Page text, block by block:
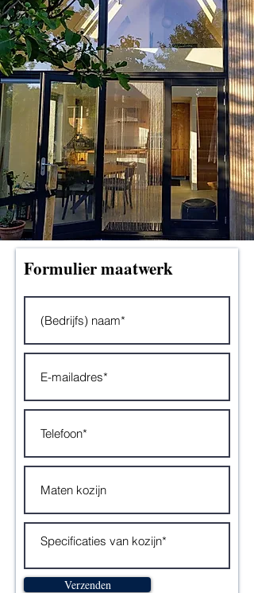
Formulier maatwerk
Verzenden